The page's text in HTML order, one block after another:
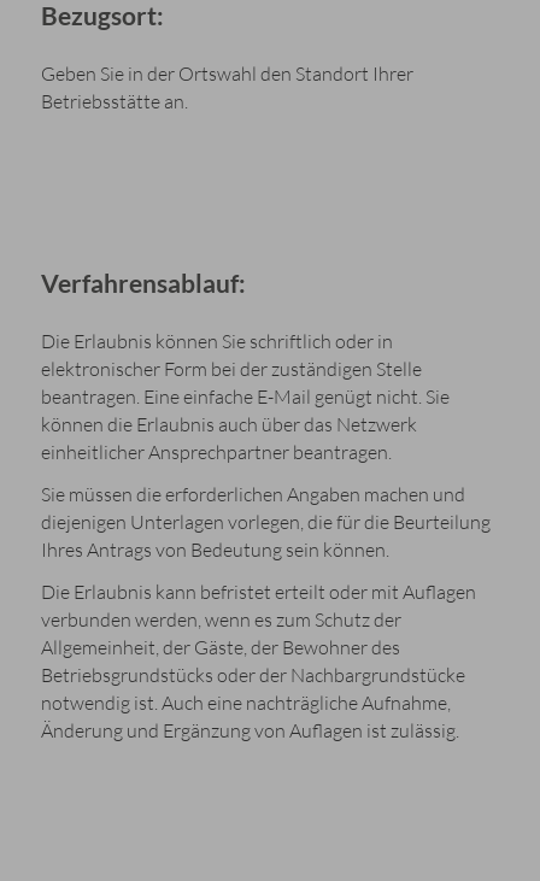
Bezugsort:
Geben Sie in der Ortswahl den Standort Ihrer
Betriebsstätte an.
Verfahrensablauf:
Die Erlaubnis können Sie schriftlich oder in
elektronischer Form bei der zuständigen Stelle
beantragen. Eine einfache E-Mail genügt nicht. Sie
können die Erlaubnis auch über das Netzwerk
einheitlicher Ansprechpartner beantragen.
Sie müssen die erforderlichen Angaben machen und
diejenigen Unterlagen vorlegen, die für die Beurteilung
Ihres Antrags von Bedeutung sein können.
Die Erlaubnis kann befristet erteilt oder mit Auflagen
verbunden werden, wenn es zum Schutz der
Allgemeinheit, der Gäste, der Bewohner des
Betriebsgrundstücks oder der Nachbargrundstücke
notwendig ist. Auch eine nachträgliche Aufnahme,
Änderung und Ergänzung von Auflagen ist zulässig.